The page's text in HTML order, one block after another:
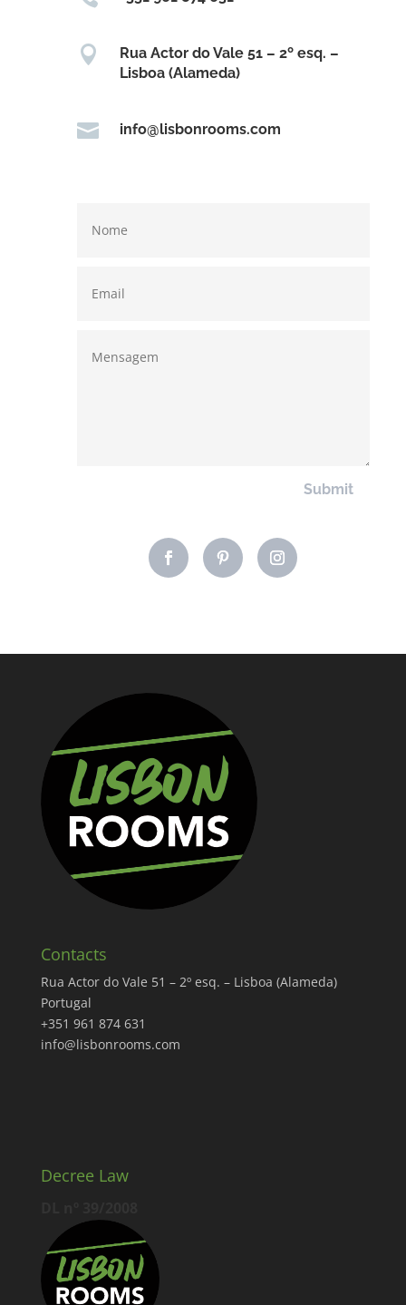

Rua Actor do Vale 51 – 2º esq. –
Lisboa (Alameda)
 info@lisbonrooms.com
Submit
Contacts
Rua Actor do Vale 51 – 2º esq. – Lisboa (Alameda)
Portugal
+351 961 874 631
info@lisbonrooms.com
Decree Law